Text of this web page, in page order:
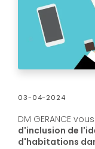
03-04-2024
DM GERANCE
d'inclusion de
d'habitations